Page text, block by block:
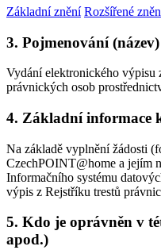
Základní znění Rozšířené
3. Pojmenování
Vydání elektronického výpisu
právnických osob
4. Základní informace
Na základě vyplnění žádosti
CzechPOINT@home a jejím
Informačního systému
výpis z Rejstříku trestů
5. Kdo je oprávněn v
apod.)